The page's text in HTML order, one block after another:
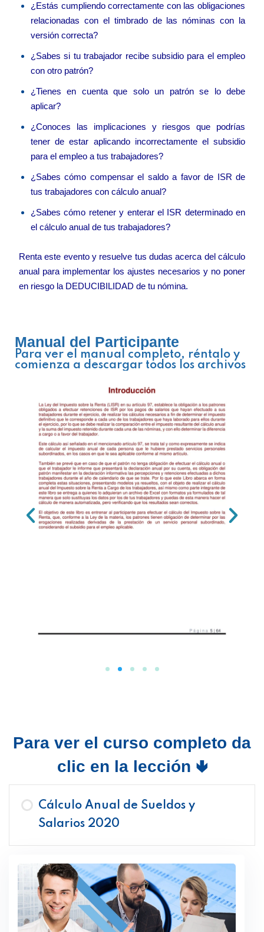
¿Estás cumpliendo correctamente con las obligaciones
relacionadas con el timbrado de las nóminas con la
versión correcta?
¿Sabes si tu trabajador recibe subsidio para el empleo
con otro patrón?
¿Tienes en cuenta que solo un patrón se lo debe
aplicar?
¿Conoces las implicaciones y riesgos que podrías
tener de estar aplicando incorrectamente el subsidio
para el empleo a tus trabajadores?
¿Sabes cómo compensar el saldo a favor de ISR de
tus trabajadores con cálculo anual?
¿Sabes cómo retener y enterar el ISR determinado en
el cálculo anual de tus trabajadores?
Renta este evento y resuelve tus dudas acerca del cálculo
anual para implementar los ajustes necesarios y no poner
en riesgo la DEDUCIBILIDAD de tu nómina.
Manual del Participante
Para ver el manual completo, réntalo y
comienza a descargar todos los archivos
Para ver el curso completo da
clic en la lección 🢃
Cálculo Anual de Sueldos y
Salarios 2020